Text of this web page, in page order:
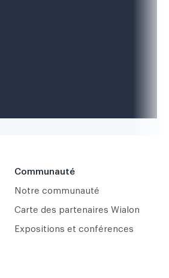
Communauté
Notre communauté
Carte des partenaires Wialon
Expositions et conférences